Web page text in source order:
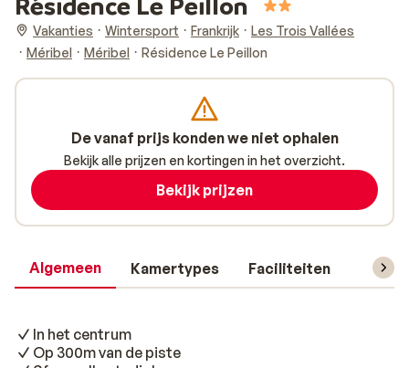
Vakanties Wintersport Frankrijk
Les Trois Vallées
Méribel
Méribel Résidence Le Peillon
Algemeen Kamertypes Faciliteiten
In het centrum
Op 300m van de piste
De vanaf prijs konden we niet ophalen
Bekijk alle prijzen en kortingen in het overzicht.
Bekijk prijzen